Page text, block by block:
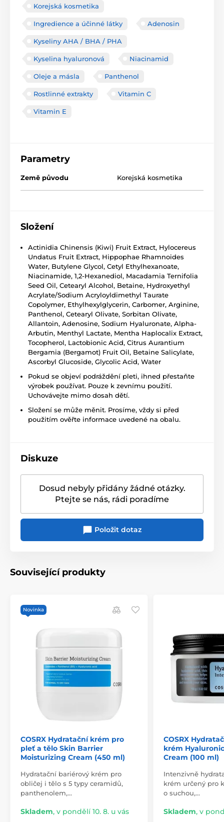
Korejská kosmetika
Ingredience a účinné látky Adenosin
Kyseliny AHA / BHA / PHA
Kyselina hyaluronová Niacinamid
Oleje a másla Panthenol
Rostlinné extrakty Vitamin C
Vitamin E
Parametry
Země původu Korejská kosmetika
Složení
Actinidia Chinensis (Kiwi) Fruit Extract, Hylocereus
Undatus Fruit Extract, Hippophae Rhamnoides
Water, Butylene Glycol, Cetyl Ethylhexanoate,
Niacinamide, 1,2-Hexanediol, Macadamia Ternifolia
Seed Oil, Cetearyl Alcohol, Betaine, Hydroxyethyl
Acrylate/Sodium Acryloyldimethyl Taurate
Copolymer, Ethylhexylglycerin, Carbomer, Arginine,
Panthenol, Cetearyl Olivate, Sorbitan Olivate,
Allantoin, Adenosine, Sodium Hyaluronate, Alpha-
Arbutin, Menthyl Lactate, Mentha Haplocalix Extract,
Tocopherol, Lactobionic Acid, Citrus Aurantium
Bergamia (Bergamot) Fruit Oil, Betaine Salicylate,
Ascorbyl Glucoside, Glycolic Acid, Water
Pokud se objeví podráždění pleti, ihned přestaňte
výrobek používat. Pouze k zevnímu použití.
Uchovávejte mimo dosah dětí.
Složení se může měnit. Prosíme, vždy si před
použitím ověřte informace uvedené na obalu.
Diskuze
Dosud nebyly přidány žádné otázky.
Ptejte se nás, rádi poradíme
Položit dotaz
Související produkty
Novinka
COSRX Hydratační krém pro
pleť a tělo Skin Barrier
Moisturizing Cream (450 ml)
Hydratační bariérový krém pro
obličej i tělo s 5 typy ceramidů,
panthenolem,…
Skladem, v pondělí 10. 8. u vás
COSRX
krém
Cream (100 ml)
Intenzivně
krém určený pro
o suchou,…
Skladem, v